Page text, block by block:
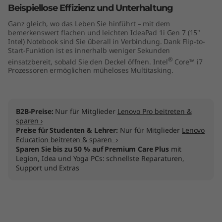
Beispiellose Effizienz und Unterhaltung
Ganz gleich, wo das Leben Sie hinführt – mit dem
bemerkenswert flachen und leichten IdeaPad 1i Gen 7 (15"
Intel) Notebook sind Sie überall in Verbindung. Dank Flip-to-
Start-Funktion ist es innerhalb weniger Sekunden
einsatzbereit, sobald Sie den Deckel öffnen. Intel® Core™ i7
Prozessoren ermöglichen müheloses Multitasking.
B2B-Preise: Nur für Mitglieder Lenovo Pro beitreten &
sparen ›
Preise für Studenten & Lehrer: Nur für Mitglieder Lenovo
Education beitreten & sparen ›
Sparen Sie bis zu 50 % auf Premium Care Plusmit
Legion, Idea und Yoga PCs: schnellste Reparaturen,
Support und Extras